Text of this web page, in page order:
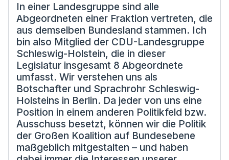
In einer Landesgruppe sind alle
Abgeordneten einer Fraktion vertreten, die
aus demselben Bundesland stammen. Ich
bin also Mitglied der CDU-Landesgruppe
Schleswig-Holstein, die in dieser
Legislatur insgesamt 8 Abgeordnete
umfasst. Wir verstehen uns als
Botschafter und Sprachrohr Schleswig-
Holsteins in Berlin. Da jeder von uns eine
Position in einem anderen Politikfeld bzw.
Ausschuss besetzt, können wir die Politik
der Großen Koalition auf Bundesebene
maßgeblich mitgestalten – und haben